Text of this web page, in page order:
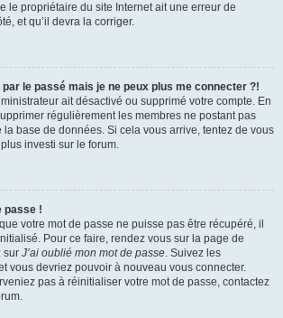
le propriétaire du site Internet ait une erreur de
et qu’il devra la corriger.
le passé mais je ne peux plus me connecter ?!
ait désactivé ou supprimé votre compte. En
régulièrement les membres ne postant pas
base de données. Si cela vous arrive, tentez de vous
investi sur le forum.
passe !
votre mot de passe ne puisse pas être récupéré, il
Pour ce faire, rendez vous sur la page de
sur J’ai oublié mon mot de passe. Suivez les
vous devriez pouvoir à nouveau vous connecter.
pas à réinitialiser votre mot de passe, contactez